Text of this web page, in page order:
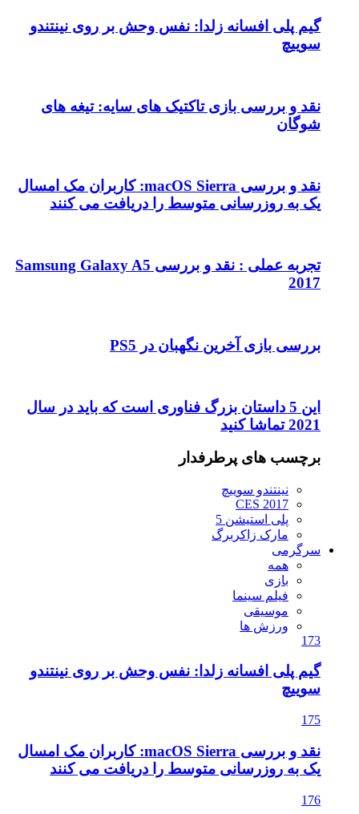
گیم پلی افسانه زلدا: نفس وحش بر روی نینتندو
سوییچ
نقد و بررسی بازی تاکتیک های سایه: تیغه های
شوگان
نقد و بررسی macOS Sierra: کاربران مک امسال
یک به روزرسانی متوسط را دریافت می کنند
تجربه عملی : نقد و بررسی Samsung Galaxy A5
2017
بررسی بازی آخرین نگهبان در PS5
این 5 داستان بزرگ فناوری است که باید در سال
2021 تماشا کنید
برچسب های پرطرفدار
نینتندو سوییچ
CES 2017
پلی استیشن 5
مارک زاکربرگ
سرگرمی
همه
بازی
فیلم سینما
موسیقی
ورزش ها
173
گیم پلی افسانه زلدا: نفس وحش بر روی نینتندو
سوییچ
175
نقد و بررسی macOS Sierra: کاربران مک امسال
یک به روزرسانی متوسط را دریافت می کنند
176